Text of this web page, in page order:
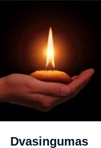
Dvasingumas